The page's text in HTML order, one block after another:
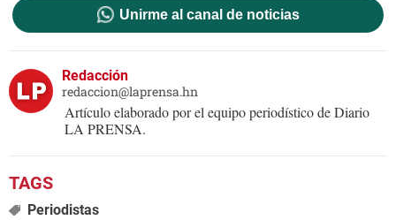
Unirme al canal de noticias
Redacción
redaccion@laprensa.hn
Artículo elaborado por el equipo periodístico de Diario
LA PRENSA.
Periodistas